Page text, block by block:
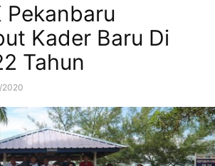
Pekanbaru
Kader Baru Di
Tahun
2020